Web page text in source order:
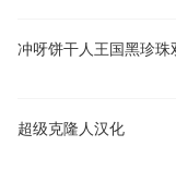
超级克隆人汉化